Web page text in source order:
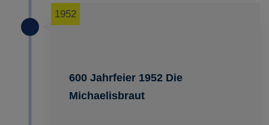
600 Jahrfeier 1952 Die
Michaelisbraut
1952